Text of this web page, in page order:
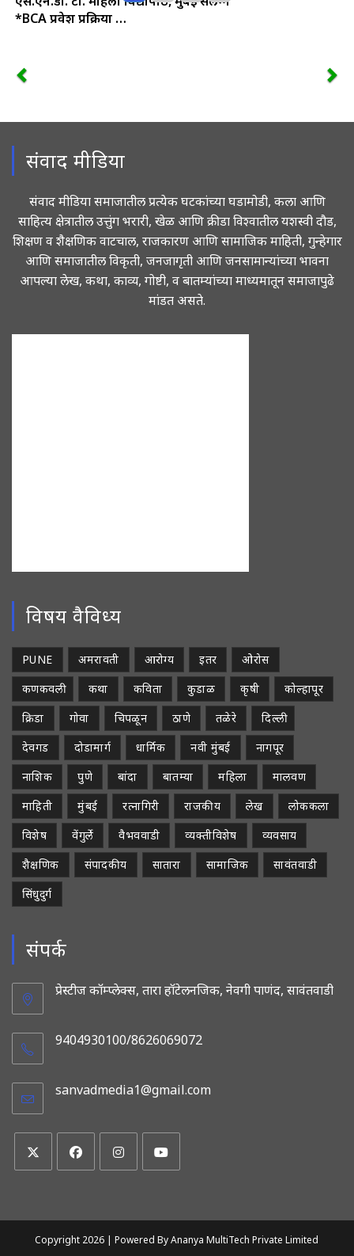
*BCA प्रवेश प्रक्रिया …
संवाद मीडिया
संवाद मीडिया समाजातील प्रत्येक घटकांच्या घडामोडी, कला आणि
साहित्य क्षेत्रातील उत्तुंग भरारी, खेळ आणि क्रीडा विश्वातील यशस्वी दौड,
शिक्षण व शैक्षणिक वाटचाल, राजकारण आणि सामाजिक माहिती, गुन्हेगार
आणि समाजातील विकृती, जनजागृती आणि जनसामान्यांच्या भावना
आपल्या लेख, कथा, काव्य, गोष्टी, व बातम्यांच्या माध्यमातून समाजापुढे
मांडत असते.
विषय वैविध्य
PUNE अमरावती आरोग्य इतर
ओरोस
कणकवली
कथा कविता कुडाळ कृषी
कोल्हापूर
क्रिडा
गोवा चिपळून ठाणे तळेरे
दिल्ली
देवगड
दोडामार्ग धार्मिक नवी मुंबई
नागपूर
नाशिक
पुणे बांदा बातम्या महिला
मालवण
माहिती
मुंबई रत्नागिरी राजकीय लेख
लोककला
विशेष
वेंगुर्ले वैभववाडी व्यक्तीविशेष
व्यवसाय
शैक्षणिक
संपादकीय सातारा सामाजिक
सावंतवाडी
सिंधुदुर्ग
संपर्क
प्रेस्टीज कॉम्प्लेक्स, तारा हॉटेलनजिक, नेवगी पाणंद, सावंतवाडी
9404930100/8626069072
sanvadmedia1@gmail.com
tab
tab
tab
Copyright 2026 |Powered By Ananya MultiTech Private Limited